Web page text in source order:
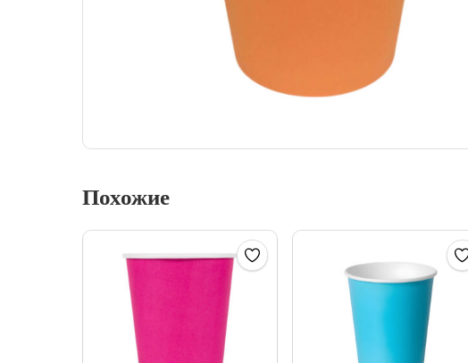
Похожие